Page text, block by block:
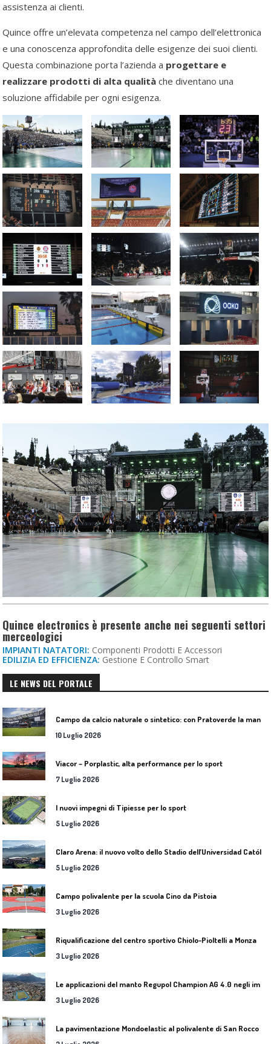
assistenza ai clienti.
Quince offre un’elevata competenza nel campo dell’elettronica
e una conoscenza approfondita delle esigenze dei suoi clienti.
Questa combinazione porta l’azienda a progettare e
realizzare prodotti di alta qualità che diventano una
soluzione affidabile per ogni esigenza.
Quince electronics è presente anche nei seguenti settori
merceologici
IMPIANTI NATATORI: Componenti Prodotti E Accessori
EDILIZIA ED EFFICIENZA: Gestione E Controllo Smart
LE NEWS DEL PORTALE
10 Luglio 2026
Viacor – Porplastic, alta performance per lo sport
7 Luglio 2026
I nuovi impegni di Tipiesse per lo sport
5 Luglio 2026
5 Luglio 2026
Campo polivalente per la scuola Cino da Pistoia
3 Luglio 2026
Riqualificazione del centro sportivo Chiolo-Pioltelli a Monza
3 Luglio 2026
3 Luglio 2026